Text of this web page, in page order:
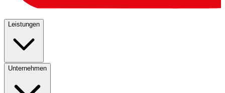
Leistungen
Unternehmen